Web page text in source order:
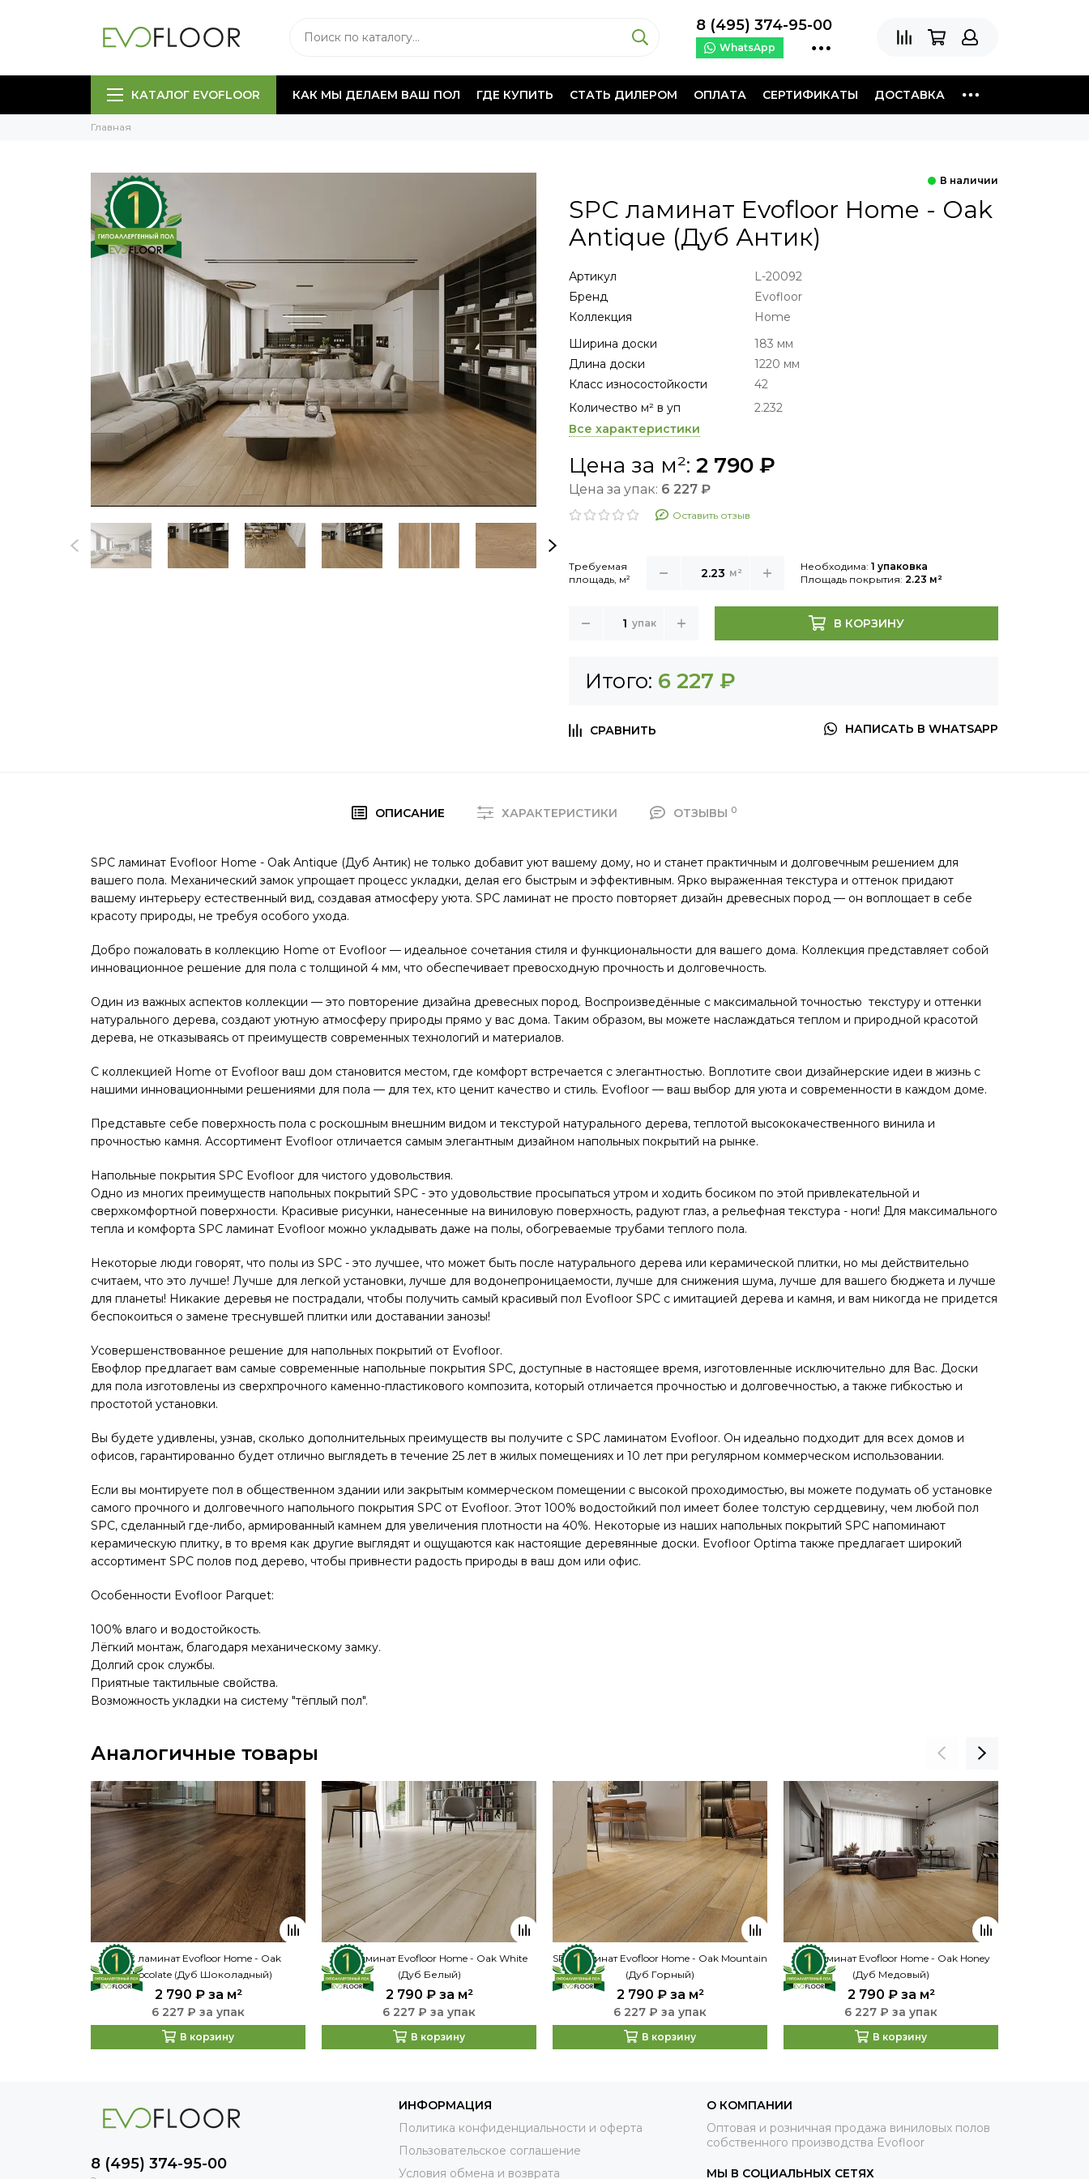
8 (495) 374-95-00
WhatsApp
КАТАЛОГ EVOFLOOR КАК МЫ ДЕЛАЕМ ВАШ ПОЛ ГДЕ КУПИТЬ СТАТЬ ДИЛЕРОМ ОПЛАТА СЕРТИФИКАТЫ ДОСТАВКА
Главная
SPC ламинат Evofloor Home - Oak
Antique (Дуб Антик)
Артикул
L-20092
Бренд
Evofloor
Коллекция
Home
Ширина доски
183 мм
Длина доски
1220 мм
Класс износостойкости
42
Количество м² в уп
2.232
Все характеристики
Цена за м²: 2 790 ₽
Цена за упак: 6 227 ₽
Оставить отзыв
Требуемая
площадь, м²
м²
Необходима: 1 упаковка
Площадь покрытия: 2.23 м²
упак В КОРЗИНУ
Итого: 6 227 ₽
НАПИСАТЬ В WHATSAPP
ОПИСАНИЕ ХАРАКТЕРИСТИКИ ОТЗЫВЫ 0
SPC ламинат Evofloor Home - Oak Antique (Дуб Антик) не только добавит уют вашему дому, но и станет практичным и долговечным решением для
вашего пола. Механический замок упрощает процесс укладки, делая его быстрым и эффективным. Ярко выраженная текстура и оттенок придают
вашему интерьеру естественный вид, создавая атмосферу уюта. SPC ламинат не просто повторяет дизайн древесных пород — он воплощает в себе
красоту природы, не требуя особого ухода.
Добро пожаловать в коллекцию Home от Evofloor — идеальное сочетания стиля и функциональности для вашего дома. Коллекция представляет собой
инновационное решение для пола с толщиной 4 мм, что обеспечивает превосходную прочность и долговечность.
Один из важных аспектов коллекции — это повторение дизайна древесных пород. Воспроизведённые с максимальной точностью текстуру и оттенки
натурального дерева, создают уютную атмосферу природы прямо у вас дома. Таким образом, вы можете наслаждаться теплом и природной красотой
дерева, не отказываясь от преимуществ современных технологий и материалов.
С коллекцией Home от Evofloor ваш дом становится местом, где комфорт встречается с элегантностью. Воплотите свои дизайнерские идеи в жизнь с
нашими инновационными решениями для пола — для тех, кто ценит качество и стиль. Evofloor — ваш выбор для уюта и современности в каждом доме.
Представьте себе поверхность пола с роскошным внешним видом и текстурой натурального дерева, теплотой высококачественного винила и
прочностью камня. Ассортимент Evofloor отличается самым элегантным дизайном напольных покрытий на рынке.
Напольные покрытия SPC Evofloor для чистого удовольствия.
Одно из многих преимуществ напольных покрытий SPC - это удовольствие просыпаться утром и ходить босиком по этой привлекательной и
сверхкомфортной поверхности. Красивые рисунки, нанесенные на виниловую поверхность, радуют глаз, а рельефная текстура - ноги! Для максимального
тепла и комфорта SPC ламинат Evofloor можно укладывать даже на полы, обогреваемые трубами теплого пола.
Некоторые люди говорят, что полы из SPC - это лучшее, что может быть после натурального дерева или керамической плитки, но мы действительно
считаем, что это лучше! Лучше для легкой установки, лучше для водонепроницаемости, лучше для снижения шума, лучше для вашего бюджета и лучше
для планеты! Никакие деревья не пострадали, чтобы получить самый красивый пол Evofloor SPC с имитацией дерева и камня, и вам никогда не придется
беспокоиться о замене треснувшей плитки или доставании занозы!
Усовершенствованное решение для напольных покрытий от Evofloor.
Евофлор предлагает вам самые современные напольные покрытия SPC, доступные в настоящее время, изготовленные исключительно для Вас. Доски
для пола изготовлены из сверхпрочного каменно-пластикового композита, который отличается прочностью и долговечностью, а также гибкостью и
простотой установки.
Вы будете удивлены, узнав, сколько дополнительных преимуществ вы получите с SPC ламинатом Evofloor. Он идеально подходит для всех домов и
офисов, гарантированно будет отлично выглядеть в течение 25 лет в жилых помещениях и 10 лет при регулярном коммерческом использовании.
Если вы монтируете пол в общественном здании или закрытым коммерческом помещении с высокой проходимостью, вы можете подумать об установке
самого прочного и долговечного напольного покрытия SPC от Evofloor. Этот 100% водостойкий пол имеет более толстую сердцевину, чем любой пол
SPC, сделанный где-либо, армированный камнем для увеличения плотности на 40%. Некоторые из наших напольных покрытий SPC напоминают
керамическую плитку, в то время как другие выглядят и ощущаются как настоящие деревянные доски. Evofloor Optima также предлагает широкий
ассортимент SPC полов под дерево, чтобы привнести радость природы в ваш дом или офис.
Особенности Evofloor Parquet:
100% влаго и водостойкость.
Лёгкий монтаж, благодаря механическому замку.
Долгий срок службы.
Приятные тактильные свойства.
Возможность укладки на систему "тёплый пол".
Аналогичные товары
SPC ламинат Evofloor Home - Oak
Сhocolate (Дуб Шоколадный)
2 790 ₽за м²
6 227 ₽ за упак
В корзину
SPC ламинат Evofloor Home - Oak White
(Дуб Белый)
2 790 ₽за м²
6 227 ₽ за упак
В корзину
SPC ламинат Evofloor Home - Oak Mountain
(Дуб Горный)
2 790 ₽за м²
6 227 ₽ за упак
В корзину
SPC ламинат Evofloor Home - Oak Honey
(Дуб Медовый)
2 790 ₽за м²
6 227 ₽ за упак
В корзину
8 (495) 374-95-00
ИНФОРМАЦИЯ
Политика конфиденциальности и оферта
Пользовательское соглашение
Условия обмена и возврата
О КОМПАНИИ
Оптовая и розничная продажа виниловых полов
собственного производства Evofloor
МЫ В СОЦИАЛЬНЫХ СЕТЯХ